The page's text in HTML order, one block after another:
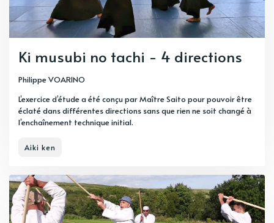
Ki musubi no tachi - 4 directions
Philippe VOARINO
L’exercice d’étude a été conçu par Maître Saito pour pouvoir être
éclaté dans différentes directions sans que rien ne soit changé à
l’enchaînement technique initial.
Aiki ken